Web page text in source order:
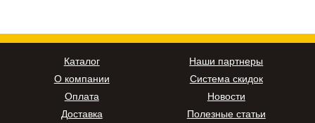
Каталог
О компании
Оплата
Доставка
Наши партнеры
Система скидок
Новости
Полезные статьи